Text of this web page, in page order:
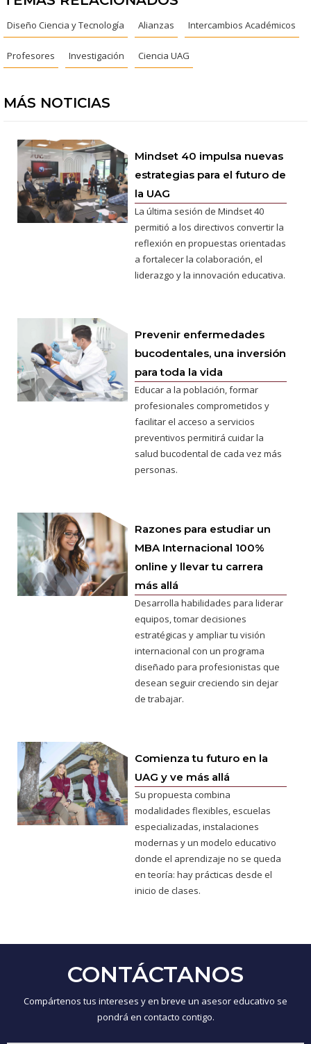
Diseño Ciencia y Tecnología Alianzas Intercambios Académicos
Profesores Investigación Ciencia UAG
MÁS NOTICIAS
Mindset 40 impulsa nuevas
estrategias para el futuro de
la UAG
La última sesión de Mindset 40
permitió a los directivos convertir la
reflexión en propuestas orientadas
a fortalecer la colaboración, el
liderazgo y la innovación educativa.
Prevenir enfermedades
bucodentales, una inversión
para toda la vida
Educar a la población, formar
profesionales comprometidos y
facilitar el acceso a servicios
preventivos permitirá cuidar la
salud bucodental de cada vez más
personas.
Razones para estudiar un
MBA Internacional 100%
online y llevar tu carrera
más allá
Desarrolla habilidades para liderar
equipos, tomar decisiones
estratégicas y ampliar tu visión
internacional con un programa
diseñado para profesionistas que
desean seguir creciendo sin dejar
de trabajar.
Comienza tu futuro en la
UAG y ve más allá
Su propuesta combina
modalidades flexibles, escuelas
especializadas, instalaciones
modernas y un modelo educativo
donde el aprendizaje no se queda
en teoría: hay prácticas desde el
inicio de clases.
CONTÁCTANOS
Compártenos tus intereses y en breve un asesor educativo se
pondrá en contacto contigo.